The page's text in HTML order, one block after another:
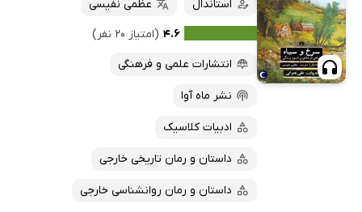
استاندال
عظمی نفیسی
۴.۶ (امتیاز ۲۰ نفر)
انتشارات علمی و فرهنگی
نشر ماه آوا
ادبیات کلاسیک
داستان و رمان تاریخی خارجی
داستان و رمان روانشناسی خارجی